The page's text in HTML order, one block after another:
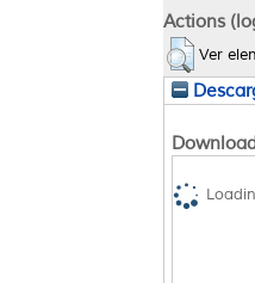
Actions
Ver